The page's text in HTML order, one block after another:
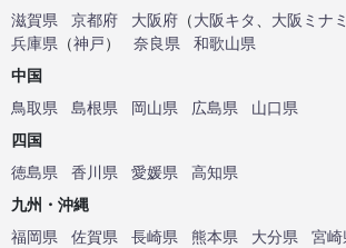
滋賀県
京都府 大阪府 （大阪キタ 大阪ミナミ
兵庫県 （神戸） 奈良県
和歌山県
中国
鳥取県
島根県 岡山県 広島県
山口県
四国
徳島県
香川県 愛媛県
高知県
九州・沖縄
福岡県
佐賀県 長崎県 熊本県 大分県 宮崎